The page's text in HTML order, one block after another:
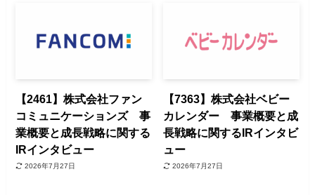
【2461】株式会社ファン
コミュニケーションズ 事
業概要と成長戦略に関する
IRインタビュー
2026年7月27日
【7363】株式会社ベビー
カレンダー 事業概要と成
長戦略に関するIRインタビ
ュー
2026年7月27日